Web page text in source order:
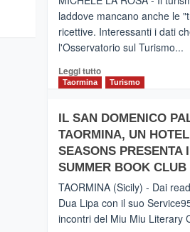
collegamento
tra
Catania
e
operato
da
laddove mancano anche le
ricettive. Interessanti i dati
l'Osservatorio sul Turismo...
Leggi tuttoLeggi
PIEDIMONTE
ETNEO
–
Meta
privilegiata
secondo
i
Taormina Turismo
IL SAN DOMENICO
TAORMINA, UN
SEASONS PRESENTA
SUMMER BOOK CLUB
TAORMINA (Sicily) - Dai
Dua Lipa con il suo
incontri del Miu Miu Literary